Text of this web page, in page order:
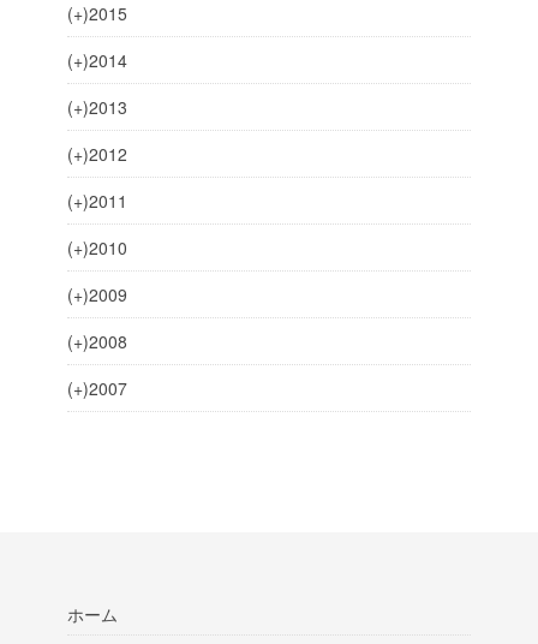
(+)2015
(+)2014
(+)2013
(+)2012
(+)2011
(+)2010
(+)2009
(+)2008
(+)2007
ホーム